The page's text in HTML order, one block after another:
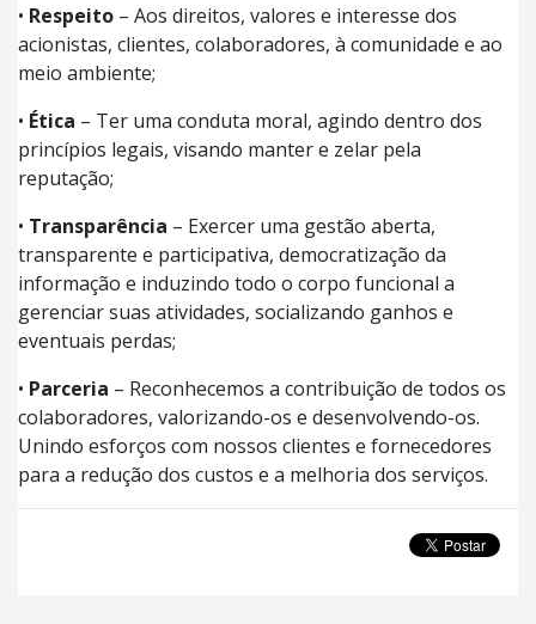
• Respeito – Aos direitos, valores e interesse dos
acionistas, clientes, colaboradores, à comunidade e ao
meio ambiente;
• Ética – Ter uma conduta moral, agindo dentro dos
princípios legais, visando manter e zelar pela
reputação;
• Transparência – Exercer uma gestão aberta,
transparente e participativa, democratização da
informação e induzindo todo o corpo funcional a
gerenciar suas atividades, socializando ganhos e
eventuais perdas;
• Parceria – Reconhecemos a contribuição de todos os
colaboradores, valorizando-os e desenvolvendo-os.
Unindo esforços com nossos clientes e fornecedores
para a redução dos custos e a melhoria dos serviços.